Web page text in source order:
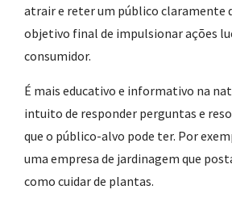
atrair e reter um público claramente
objetivo final de impulsionar ações
consumidor.
É mais educativo e informativo na
intuito de responder perguntas e
que o público-alvo pode ter. Por
uma empresa de jardinagem que
como cuidar de plantas.